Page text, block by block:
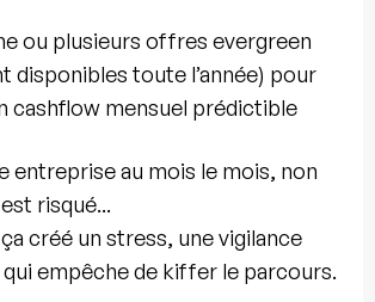
ou plusieurs offres evergreen
disponibles toute l’année) pour
cashflow mensuel prédictible
entreprise au mois le mois, non
risqué...
créé un stress, une vigilance
empêche de kiffer le parcours.